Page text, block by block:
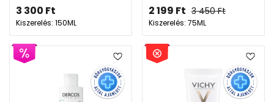
3 300 Ft
Kiszerelés: 150ML
2 199 Ft 3 450Ft
Kiszerelés: 75ML